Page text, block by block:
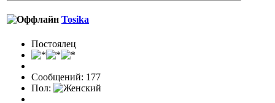
Tosika
Постоялец
Сообщений: 177
Пол: